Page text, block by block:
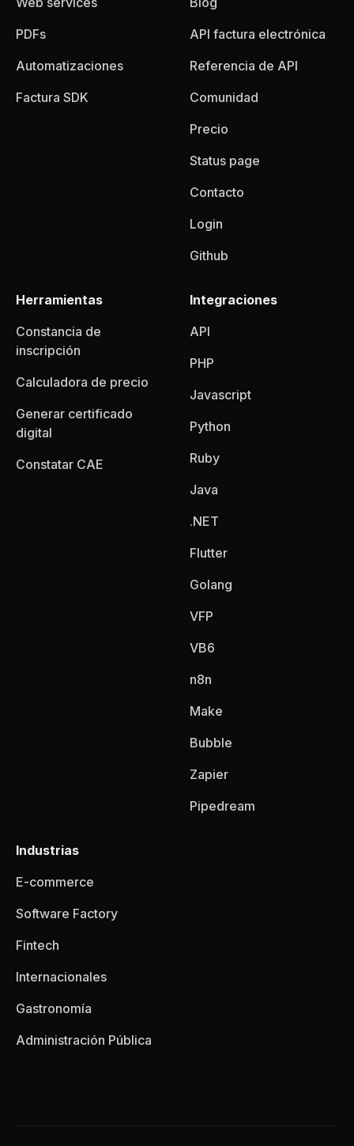
PDFs
Automatizaciones
Factura SDK
API factura electrónica
Referencia de API
Comunidad
Precio
Status page
Contacto
Login
Github
Herramientas
Constancia de
inscripción
Calculadora de precio
Generar certificado
digital
Constatar CAE
Integraciones
API
PHP
Javascript
Python
Ruby
Java
.NET
Flutter
Golang
VFP
VB6
n8n
Make
Bubble
Zapier
Pipedream
Industrias
E-commerce
Software Factory
Fintech
Internacionales
Gastronomía
Administración Pública